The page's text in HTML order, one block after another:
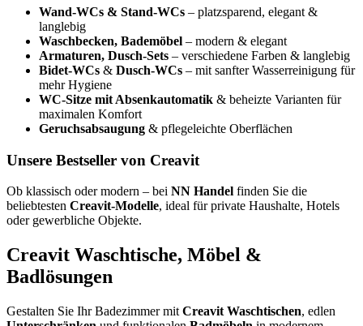
Wand-WCs & Stand-WCs – platzsparend, elegant &
langlebig
Waschbecken, Bademöbel – modern & elegant
Armaturen, Dusch-Sets – verschiedene Farben & langlebig
Bidet-WCs & Dusch-WCs – mit sanfter Wasserreinigung für
mehr Hygiene
WC-Sitze mit Absenkautomatik & beheizte Varianten für
maximalen Komfort
Geruchsabsaugung & pflegeleichte Oberflächen
Unsere Bestseller von Creavit
Ob klassisch oder modern – bei NN Handel finden Sie die
beliebtesten Creavit-Modelle, ideal für private Haushalte, Hotels
oder gewerbliche Objekte.
Creavit Waschtische, Möbel &
Badlösungen
Gestalten Sie Ihr Badezimmer mit Creavit Waschtischen, edlen